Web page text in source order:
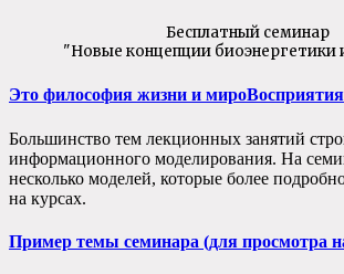
Бесплатный семинар
"Новые концепции биоэнергетики
Это философия жизни и мироВосприятия
Большинство тем лекционных занятий
информационного моделирования. На
несколько моделей, которые более
на курсах.
Пример темы семинара (для просмотра